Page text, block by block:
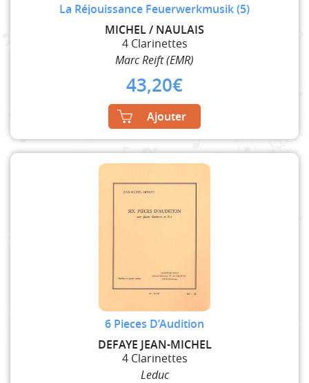
La Réjouissance Feuerwerkmusik (5)
MICHEL / NAULAIS
4 Clarinettes
Marc Reift (EMR)
43,20€
Ajouter
6 Pieces D’Audition
DEFAYE JEAN-MICHEL
4 Clarinettes
Leduc